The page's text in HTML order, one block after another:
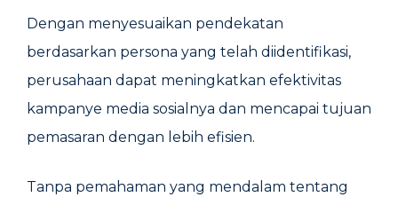
Dengan menyesuaikan pendekatan
berdasarkan persona yang telah diidentifikasi,
perusahaan dapat meningkatkan efektivitas
kampanye media sosialnya dan mencapai tujuan
pemasaran dengan lebih efisien.
Tanpa pemahaman yang mendalam tentang